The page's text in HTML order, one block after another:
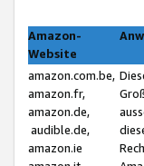
Amazon-
Website
amazon.com.be,
amazon.fr,
amazon.de,
audible.de,
amazon.ie